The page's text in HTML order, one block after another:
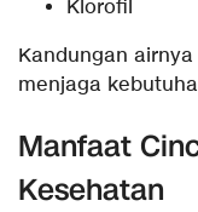
Klorofil
Kandungan
menjaga
Manfaat
Kesehatan